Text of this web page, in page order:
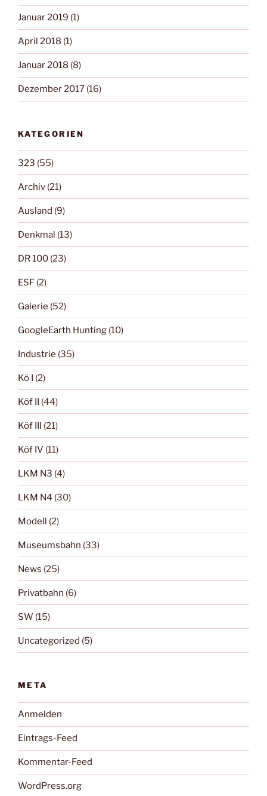
Januar 2019 (1)
April 2018 (1)
Januar 2018 (8)
Dezember 2017 (16)
KATEGORIEN
323 (55)
Archiv (21)
Ausland (9)
Denkmal (13)
DR 100 (23)
ESF (2)
Galerie (52)
GoogleEarth Hunting (10)
Industrie (35)
Kö I (2)
Köf II (44)
Köf III (21)
Köf IV (11)
LKM N3 (4)
LKM N4 (30)
Modell (2)
Museumsbahn (33)
News (25)
Privatbahn (6)
SW (15)
Uncategorized (5)
META
Anmelden
Eintrags-Feed
Kommentar-Feed
WordPress.org